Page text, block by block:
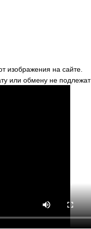
изображения на сайте.
или обмену не подлежат